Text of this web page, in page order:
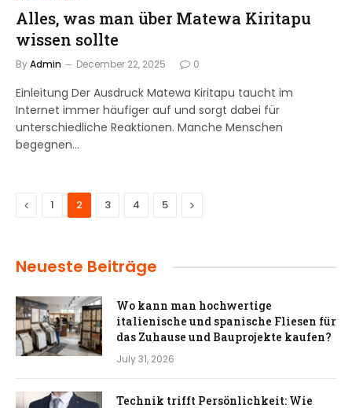
Alles, was man über Matewa Kiritapu
wissen sollte
ByAdmin December 22, 2025 0
Einleitung Der Ausdruck Matewa Kiritapu taucht im
Internet immer häufiger auf und sorgt dabei für
unterschiedliche Reaktionen. Manche Menschen
begegnen…
Previous
1 2 3 4 5 Next
Neueste Beiträge
Wo kann man hochwertige
italienische und spanische Fliesen für
das Zuhause und Bauprojekte kaufen?
July 31, 2026
Technik trifft Persönlichkeit: Wie